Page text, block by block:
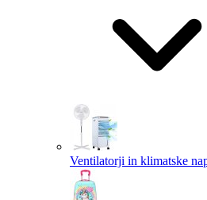
Ventilatorji in klimatske